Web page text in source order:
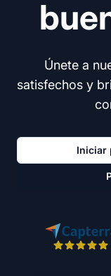
Únete a
satisfechos y
Iniciar